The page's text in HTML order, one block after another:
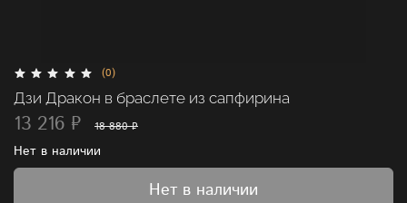
(0)
Дзи Дракон в браслете из сапфирина
13 216 ₽ 18 880 ₽
Нет в наличии
Нет в наличии